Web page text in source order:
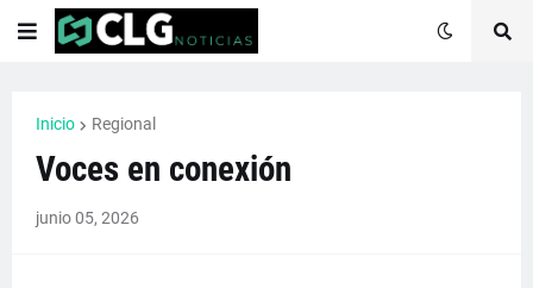
Inicio Regional
Voces en conexión
junio 05, 2026